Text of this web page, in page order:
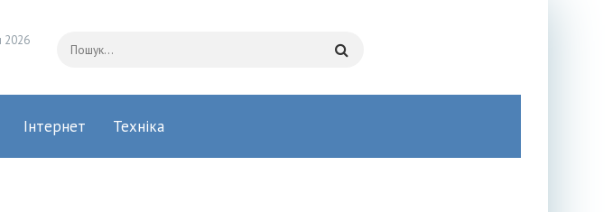
2026
Інтернет Техніка